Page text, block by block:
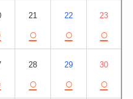
21
○
22
○
23
○
28
○
29
○
30
○